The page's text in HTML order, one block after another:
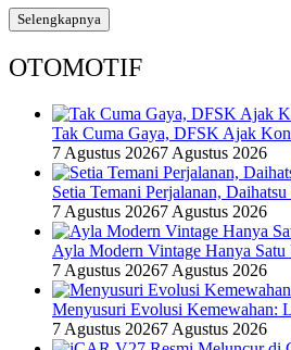
Selengkapnya
OTOMOTIF
Tak Cuma Gaya, DFSK Ajak
7 Agustus 20267 Agustus 2026
Setia Temani Perjalanan,
7 Agustus 20267 Agustus 2026
Ayla Modern Vintage Hanya
7 Agustus 20267 Agustus 2026
Menyusuri Evolusi Kemewahan:
7 Agustus 20267 Agustus 2026